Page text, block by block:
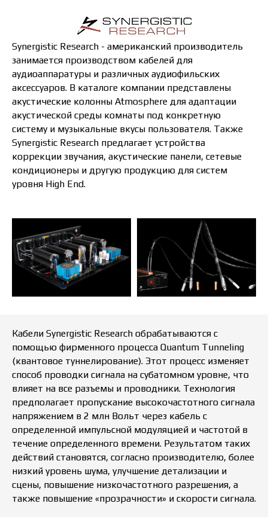
Synergistic Research - американский производитель
занимается производством кабелей для
аудиоаппаратуры и различных аудиофильских
аксессуаров. В каталоге компании представлены
акустические колонны Atmosphere для адаптации
акустической среды комнаты под конкретную
систему и музыкальные вкусы пользователя. Также
Synergistic Research предлагает устройства
коррекции звучания, акустические панели, сетевые
кондиционеры и другую продукцию для систем
уровня High End.
Кабели Synergistic Research обрабатываются с
помощью фирменного процесса Quantum Tunneling
(квантовое туннелирование). Этот процесс изменяет
способ проводки сигнала на субатомном уровне, что
влияет на все разъемы и проводники. Технология
предполагает пропускание высокочастотного сигнала
напряжением в 2 млн Вольт через кабель с
определенной импульсной модуляцией и частотой в
течение определенного времени. Результатом таких
действий становятся, согласно производителю, более
низкий уровень шума, улучшение детализации и
сцены, повышение низкочастотного разрешения, а
также повышение «прозрачности» и скорости сигнала.